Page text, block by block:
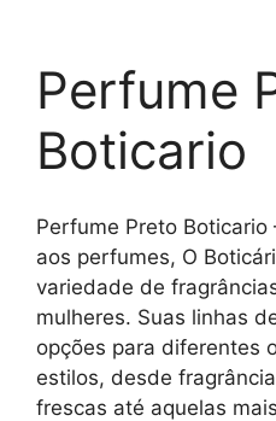
Perfume
Boticario
Perfume Preto
aos perfumes, O
variedade de
mulheres. Suas linhas
opções para diferentes
estilos, desde
frescas até aquelas